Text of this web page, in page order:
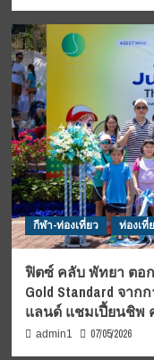
กีฬา-ท่องเที่ยว ท่องเที่
ฟิตซ์ คลับ พัทยา ตอ
Gold Standard จาก
แลนด์ แชมเปี้ยนชิพ
admin1 07/05/2026